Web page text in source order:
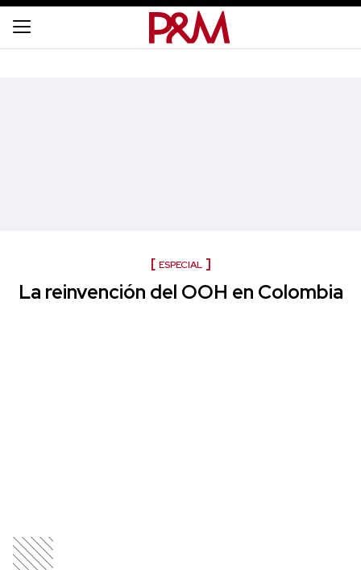
ESPECIAL
La reinvención del OOH en Colombia